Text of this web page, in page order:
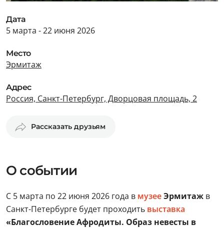
Дата
5 марта - 22 июня 2026
Место
Эрмитаж
Адрес
Россия, Санкт-Петербург, Дворцовая площадь, 2
Рассказать друзьям
О событии
С 5 марта по 22 июня 2026 года в музееЭрмитаж в
Санкт-Петербурге будет проходить выставка
«Благословение Афродиты. Образ невесты в